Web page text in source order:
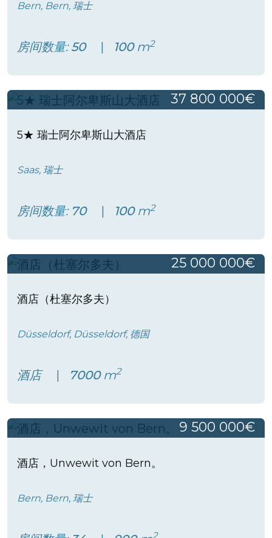
Bern, Bern, 瑞士
房间数量:50 100m2
37 800 000€
5★ 瑞士阿尔卑斯山大酒店
Saas, 瑞士
房间数量: 70 100m2
25 000 000€
酒店（杜塞尔多夫）
Düsseldorf, Düsseldorf, 德国
酒店 7000m2
9 500 000€
酒店，Unwewit von Bern。
Bern, Bern, 瑞士
2